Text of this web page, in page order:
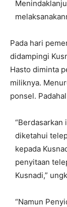
Pada hari
didampingi
Hasto diminta
miliknya.
ponsel.
“Berdasarkan
diketahui
kepada
penyitaan
Kusnadi,”
“Namun